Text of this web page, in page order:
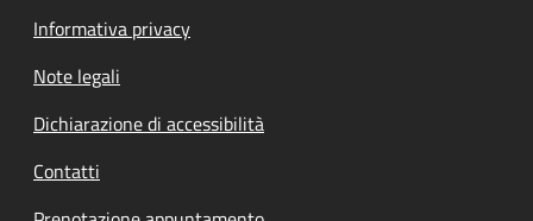
Informativa privacy
Note legali
Dichiarazione di accessibilità
Contatti